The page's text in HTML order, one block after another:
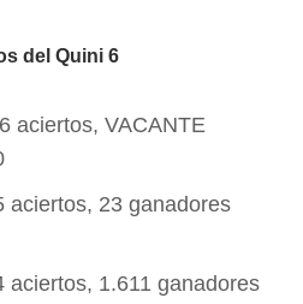
del Quini 6
aciertos, VACANTE
aciertos, 23 ganadores
aciertos, 1.611 ganadores